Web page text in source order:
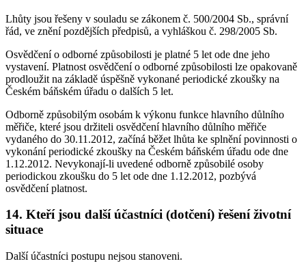
Lhůty jsou řešeny v souladu se zákonem č. 500/2004 Sb., správní
řád, ve znění pozdějších předpisů, a vyhláškou č. 298/2005 Sb.
Osvědčení o odborné způsobilosti je platné 5 let ode dne jeho
vystavení. Platnost osvědčení o odborné způsobilosti lze opakovaně
prodloužit na základě úspěšně vykonané periodické zkoušky na
Českém báňském úřadu o dalších 5 let.
Odborně způsobilým osobám k výkonu funkce hlavního důlního
měřiče, které jsou držiteli osvědčení hlavního důlního měřiče
vydaného do 30.11.2012, začíná běžet lhůta ke splnění povinnosti o
vykonání periodické zkoušky na Českém báňském úřadu ode dne
1.12.2012. Nevykonají-li uvedené odborně způsobilé osoby
periodickou zkoušku do 5 let ode dne 1.12.2012, pozbývá
osvědčení platnost.
14. Kteří jsou další účastníci (dotčení) řešení životní
situace
Další účastníci postupu nejsou stanoveni.